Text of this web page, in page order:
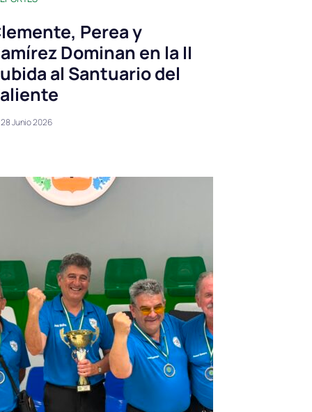
Perea y
Dominan en la II
al Santuario del
28 Junio 2026